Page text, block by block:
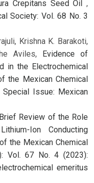
Crepitans Seed Oil ,
Society: Vol. 68 No. 3
Krishna K. Barakoti,
Aviles, Evidence of
in the Electrochemical
the Mexican Chemical
Issue: Mexican
Review of the Role
Ion Conducting
the Mexican Chemical
Vol. 67 No. 4 (2023):
emeritus